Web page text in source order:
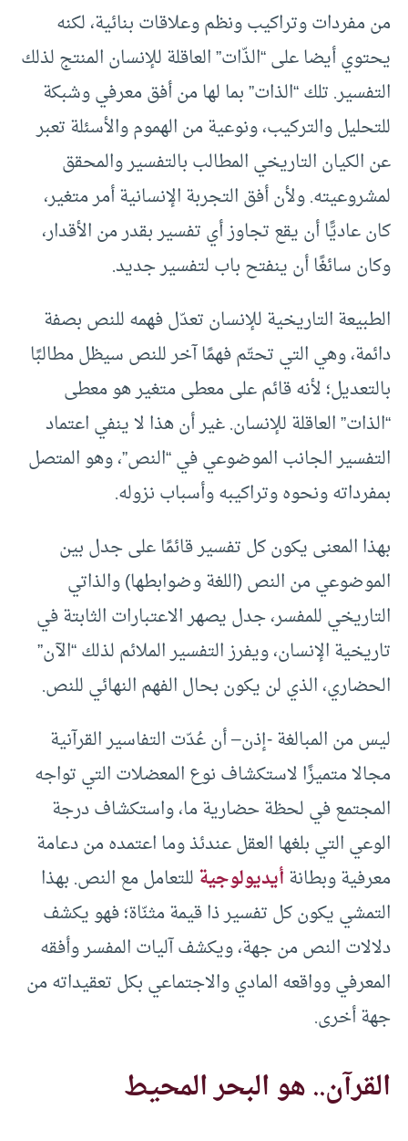
من مفردات وتراكيب ونظم وعلاقات بنائية، لكنه
يحتوي أيضا على “الذّات” العاقلة للإنسان المنتج لذلك
التفسير. تلك “الذات” بما لها من أفق معرفي وشبكة
للتحليل والتركيب، ونوعية من الهموم والأسئلة تعبر
عن الكيان التاريخي المطالب بالتفسير والمحقق
لمشروعيته. ولأن أفق التجربة الإنسانية أمر متغير،
كان عاديًّا أن يقع تجاوز أي تفسير بقدر من الأقدار،
وكان سائغًا أن ينفتح باب لتفسير جديد.
الطبيعة التاريخية للإنسان تعدّل فهمه للنص بصفة
دائمة، وهي التي تحتّم فهمًا آخر للنص سيظل مطالبًا
بالتعديل؛ لأنه قائم على معطى متغير هو معطى
“الذات” العاقلة للإنسان. غير أن هذا لا ينفي اعتماد
التفسير الجانب الموضوعي في “النص”، وهو المتصل
بمفرداته ونحوه وتراكيبه وأسباب نزوله.
بهذا المعنى يكون كل تفسير قائمًا على جدل بين
الموضوعي من النص (اللغة وضوابطها) والذاتي
التاريخي للمفسر، جدل يصهر الاعتبارات الثابتة في
تاريخية الإنسان، ويفرز التفسير الملائم لذلك “الآن”
الحضاري، الذي لن يكون بحال الفهم النهائي للنص.
ليس من المبالغة -إذن– أن عُدّت التفاسير القرآنية
مجالا متميزًا لاستكشاف نوع المعضلات التي تواجه
المجتمع في لحظة حضارية ما، واستكشاف درجة
الوعي التي بلغها العقل عندئذ وما اعتمده من دعامة
معرفية وبطانةأيديولوجيةللتعامل مع النص. بهذا
التمشي يكون كل تفسير ذا قيمة مثنّاة؛ فهو يكشف
دلالات النص من جهة، ويكشف آليات المفسر وأفقه
المعرفي وواقعه المادي والاجتماعي بكل تعقيداته من
جهة أخرى.
القرآن.. هو البحر المحيط